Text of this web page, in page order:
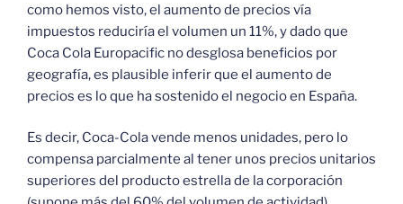
como hemos visto, el aumento de precios vía
impuestos reduciría el volumen un 11%, y dado que
Coca Cola Europacific no desglosa beneficios por
geografía, es plausible inferir que el aumento de
precios es lo que ha sostenido el negocio en España.
Es decir, Coca-Cola vende menos unidades, pero lo
compensa parcialmente al tener unos precios unitarios
superiores del producto estrella de la corporación